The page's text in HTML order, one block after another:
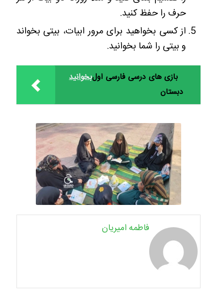
حرف را حفظ کنید.
از کسی بخواهید برای مرور ابیات، بیتی بخواند
و بیتی را شما بخوانید.
بخوانیدبازی های درسی فارسی اول
دبستان
فاطمه امیریان